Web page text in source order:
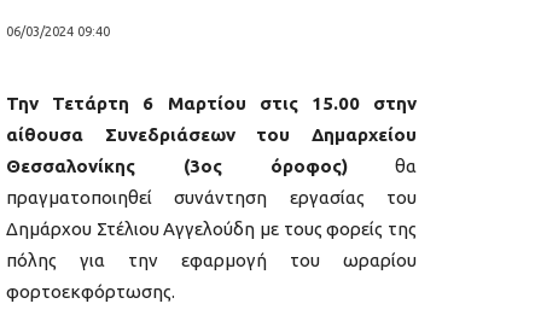
06/03/2024 09:40
Την Τετάρτη 6 Μαρτίου στις 15.00 στην
αίθουσα Συνεδριάσεων του Δημαρχείου
Θεσσαλονίκης (3ος όροφος) θα
πραγματοποιηθεί συνάντηση εργασίας του
Δημάρχου Στέλιου Αγγελούδη με τους φορείς της
πόλης για την εφαρμογή του ωραρίου
φορτοεκφόρτωσης.